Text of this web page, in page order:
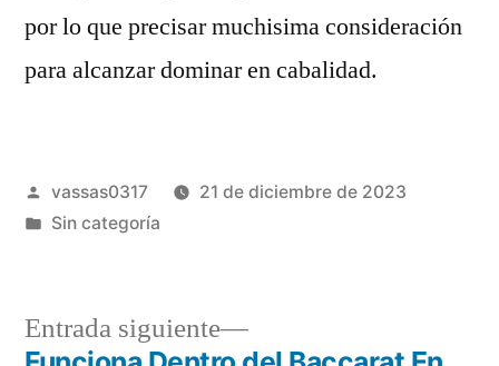
por lo que precisar muchisima consideración
para alcanzar dominar en cabalidad.
vassas0317
21 de diciembre de 2023
Sin categoría
Entrada siguiente